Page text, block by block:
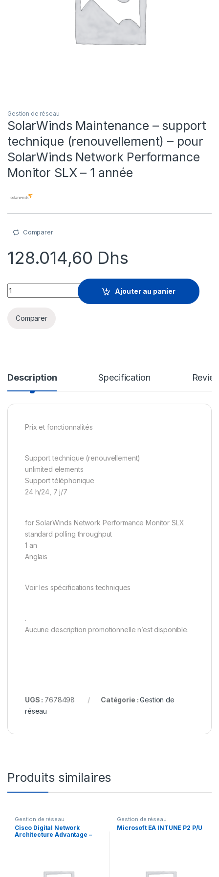
Gestion de réseau
SolarWinds Maintenance – support
technique (renouvellement) – pour
SolarWinds Network Performance
Monitor SLX – 1 année
Comparer
128.014,60 Dhs
SolarWinds Maintenance - support technique
Ajouter au panier
Comparer
Description Specification
Prix et fonctionnalités
Support technique (renouvellement)
unlimited elements
Support téléphonique
24 h/24, 7 j/7
for SolarWinds Network Performance Monitor SLX
standard polling throughput
1 an
Anglais
Voir les spécifications techniques
.
Aucune description promotionnelle n’est disponible.
UGS : 7678498 Catégorie :Gestion de
réseau
Produits similaires
Gestion de réseau
Cisco Digital Network
Architecture Advantage –
Gestion de réseau
Microsoft EA INTUNE P2 P/U